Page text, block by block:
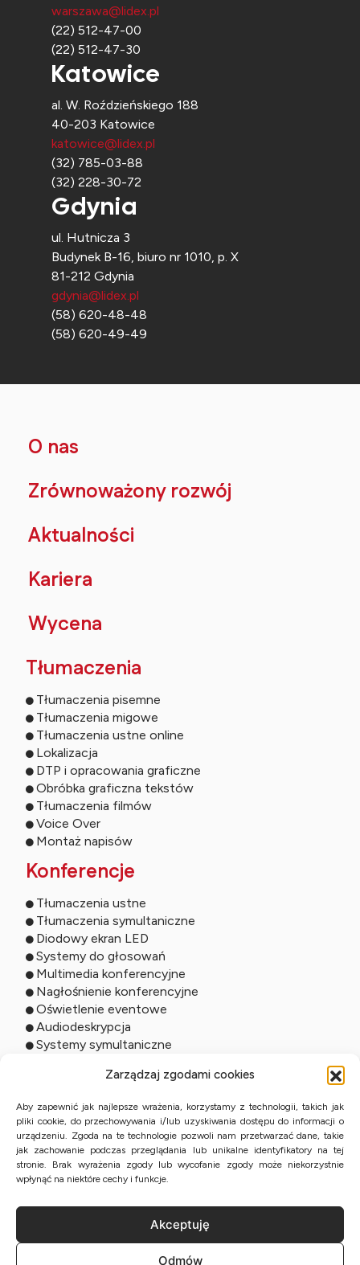
Zarządzaj zgodami cookies
Aby zapewnić jak najlepsze wrażenia, korzystamy z technologii, takich jak
pliki cookie, do przechowywania i/lub uzyskiwania dostępu do informacji o
urządzeniu. Zgoda na te technologie pozwoli nam przetwarzać dane, takie
jak zachowanie podczas przeglądania lub unikalne identyfikatory na tej
stronie. Brak wyrażenia zgody lub wycofanie zgody może niekorzystnie
wpłynąć na niektóre cechy i funkcje.
Akceptuję
Odmów
warszawa@lidex.pl
(22) 512-47-00
(22) 512-47-30
Katowice
al. W. Roździeńskiego 188
40-203 Katowice
katowice@lidex.pl
(32) 785-03-88
(32) 228-30-72
Gdynia
ul. Hutnicza 3
Budynek B-16, biuro nr 1010, p. X
81-212 Gdynia
gdynia@lidex.pl
(58) 620-48-48
(58) 620-49-49
O nas
Zrównoważony rozwój
Aktualności
Kariera
Wycena
Tłumaczenia
Tłumaczenia pisemne
Tłumaczenia migowe
Tłumaczenia ustne online
Lokalizacja
DTP i opracowania graficzne
Obróbka graficzna tekstów
Tłumaczenia filmów
Voice Over
Montaż napisów
Konferencje
Tłumaczenia ustne
Tłumaczenia symultaniczne
Diodowy ekran LED
Systemy do głosowań
Multimedia konferencyjne
Nagłośnienie konferencyjne
Oświetlenie eventowe
Audiodeskrypcja
Systemy symultaniczne
Usługi online
Tłumaczenia zdalne
Tłumaczenia ustne online
Studio online
Streaming wydarzeń
Tłumaczenia przysięgłe z KPE